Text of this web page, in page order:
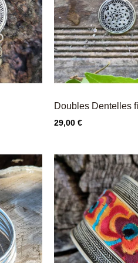
Doubles Dentelles
Prix
29,00 €